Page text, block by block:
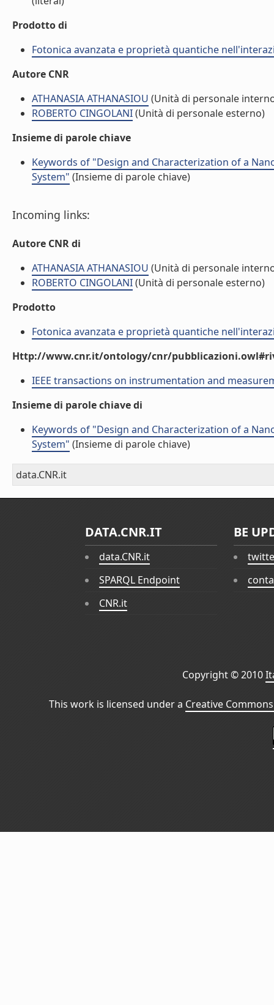
Prodotto di
Fotonica avanzata e proprietà quantiche
Autore CNR
ATHANASIA ATHANASIOU (Unità di personale
ROBERTO CINGOLANI(Unità di personale esterno)
Insieme di parole chiave
Keywords of "Design and Characterization of a
System" (Insieme di parole chiave)
Incoming links:
Autore CNR di
ATHANASIA ATHANASIOU (Unità di personale
ROBERTO CINGOLANI(Unità di personale esterno)
Prodotto
Fotonica avanzata e proprietà quantiche
Http://www.cnr.it/ontology/cnr/
IEEE transactions on instrumentation and
Insieme di parole chiave di
Keywords of "Design and Characterization of a
System" (Insieme di parole chiave)
data.CNR.it
DATA.CNR.IT
data.CNR.it
SPARQL Endpoint
CNR.it
BE
Copyright © 2010
This work is licensed under a Creative